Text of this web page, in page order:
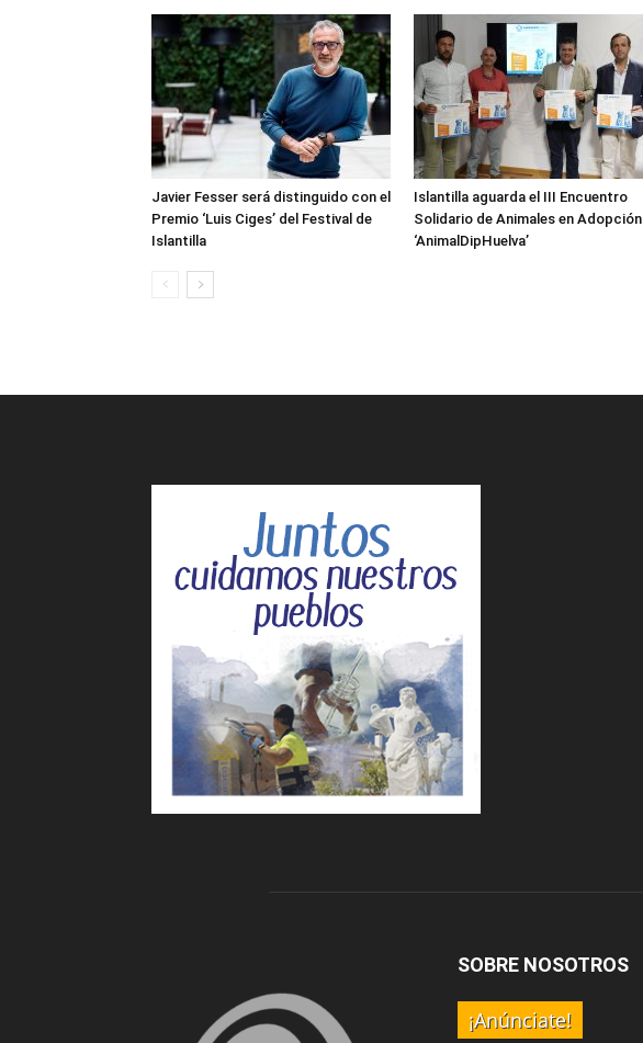
Javier Fesser será distinguido con el
Premio ‘Luis Ciges’ del Festival de
Islantilla
Islantilla aguarda el III Encuentro
Solidario de Animales en Adopción
‘AnimalDipHuelva’
SOBRE NOSOTROS
¡Anúnciate!